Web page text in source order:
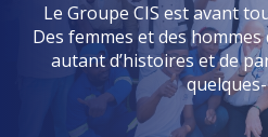
Le Groupe CIS est avant
Des femmes et des
autant d’histoires et de